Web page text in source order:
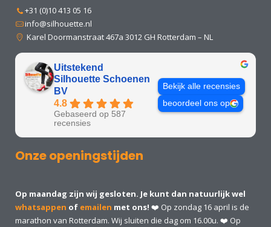
+31 (0)10 413 05 16
info@silhouette.nl
Karel Doormanstraat 467a 3012 GH Rotterdam – NL
Uitstekend
Silhouette Schoenen
BV
4.8
Gebaseerd op 587
recensies
Bekijk alle recensies
beoordeel ons op
Onze openingstijden
Op maandag zijn wij gesloten. Je kunt dan natuurlijk wel
whatsappen of emailen met ons! ❤️ Op zondag 16 april is de
marathon van Rotterdam. Wij sluiten die dag om 16.00u. ❤️ Op